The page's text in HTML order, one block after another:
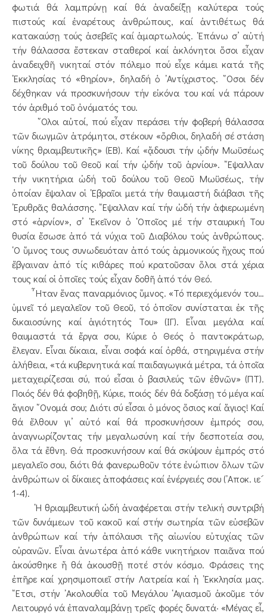
φωτιά θά λαμπρύνῃ καί θά ἀναδείξῃ καλύτερα τούς
πιστούς καί ἐναρέτους ἀνθρώπους, καί ἀντιθέτως θά
κατακαύσῃ τούς ἀσεβεῖς καί ἁμαρτωλούς. ᾿Επάνω σ’ αὐτή
τήν θάλασσα ἔστεκαν σταθεροί καί ἀκλόνητοι ὅσοι εἶχαν
ἀναδειχθῆ νικηταί στόν πόλεμο πού εἶχε κάμει κατά τῆς
᾿Εκκλησίας τό «θηρίον», δηλαδή ὁ ᾿Αντίχριστος. ῞Οσοι δέν
δέχθηκαν νά προσκυνήσουν τήν εἰκόνα του καί νά πάρουν
τόν ἀριθμό τοῦ ὀνόματός του.
῞Ολοι αὐτοί, πού εἶχαν περάσει τήν φοβερή θάλασσα
τῶν διωγμῶν ἀτρόμητοι, στέκουν «ὄρθιοι, δηλαδή σέ στάση
νίκης θριαμβευτικῆς» (ΕΒ). Καί «ᾄδουσι τήν ᾠδήν Μωϋσέως
τοῦ δούλου τοῦ Θεοῦ καί τήν ᾠδήν τοῦ ἀρνίου». ῎Εψαλλαν
τήν νικητήρια ὠδή τοῦ δούλου τοῦ Θεοῦ Μωϋσέως, τήν
ὁποίαν ἔψαλαν οἱ ῾Εβραῖοι μετά τήν θαυμαστή διάβασι τῆς
᾿Ερυθρᾶς θαλάσσης. ῎Εψαλλαν καί τήν ὠδή τήν ἀφιερωμένη
στό «ἀρνίον», σ’ ᾿Εκεῖνον ὁ ῾Οποῖος μέ τήν σταυρική Του
θυσία ἔσωσε ἀπό τά νύχια τοῦ Διαβόλου τούς ἀνθρώπους.
῾Ο ὕμνος τους συνωδευόταν ἀπό τούς ἁρμονικούς ἤχους πού
ἔβγαιναν ἀπό τίς κιθάρες πού κρατοῦσαν ὅλοι στά χέρια
τους καί οἱ ὁποῖες τούς εἶχαν δοθῆ ἀπό τόν Θεό.
῏Ηταν ἕνας παναρμόνιος ὕμνος. «Τό περιεχόμενόν του…
ὑμνεῖ τό μεγαλεῖον τοῦ Θεοῦ, τό ὁποῖον συνίσταται ἐκ τῆς
δικαιοσύνης καί ἁγιότητός Του» (ΙΓ). Εἶναι μεγάλα καί
θαυμαστά τά ἔργα σου, Κύριε ὁ Θεός ὁ παντοκράτωρ,
ἔλεγαν. Εἶναι δίκαια, εἶναι σοφά καί ὀρθά, στηριγμένα στήν
ἀλήθεια, «τά κυβερνητικά καί παιδαγωγικά μέτρα, τά ὁποῖα
μεταχειρίζεσαι σύ, πού εἶσαι ὁ βασιλεύς τῶν ἐθνῶν» (ΠΤ).
Ποιός δέν θά φοβηθῇ, Κύριε, ποιός δέν θά δοξάσῃ τό μέγα καί
ἅγιον ῎Ονομά σου; Διότι σύ εἶσαι ὁ μόνος ὅσιος καί ἅγιος! Καί
θά ἔλθουν γι’ αὐτό καί θά προσκυνήσουν ἐμπρός σου,
ἀναγνωρίζοντας τήν μεγαλωσύνη καί τήν δεσποτεία σου,
ὅλα τά ἔθνη. Θά προσκυνήσουν καί θά σκύψουν ἐμπρός στό
μεγαλεῖο σου, διότι θά φανερωθοῦν τότε ἐνώπιον ὅλων τῶν
ἀνθρώπων οἱ δίκαιες ἀποφάσεις καί ἐνέργειές σου (᾿Αποκ. ιε´
1-4).
῾Η θριαμβευτική ὠδή ἀναφέρεται στήν τελική συντριβή
τῶν δυνάμεων τοῦ κακοῦ καί στήν σωτηρία τῶν εὐσεβῶν
ἀνθρώπων καί τήν ἀπόλαυσι τῆς αἰωνίου εὐτυχίας τῶν
οὐρανῶν. Εἶναι ἀνωτέρα ἀπό κάθε νικητήριον παιᾶνα πού
ἀκούσθηκε ἤ θά ἀκουσθῇ ποτέ στόν κόσμο. Φράσεις της
ἐπῆρε καί χρησιμοποιεῖ στήν Λατρεία καί ἡ ᾿Εκκλησία μας.
῎Ετσι, στήν ᾿Ακολουθία τοῦ Μεγάλου ῾Αγιασμοῦ ἀκοῦμε τόν
Λειτουργό νά ἐπαναλαμβάνῃ τρεῖς φορές δυνατά· «Μέγας εἶ,